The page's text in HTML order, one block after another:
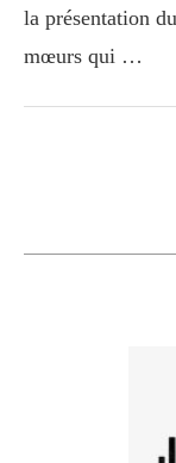
la présentation
mœurs qui …